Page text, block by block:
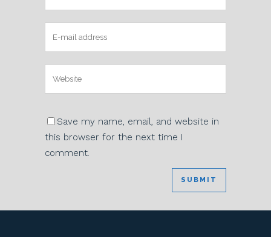
Save my name, email, and website in
this browser for the next time I
comment.